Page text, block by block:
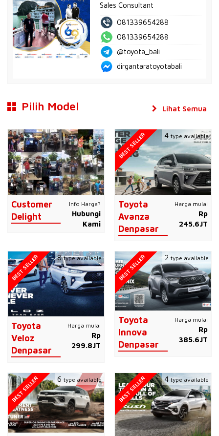
Sales Consultant
081339654288
081339654288
@toyota_bali
dirgantaratoyotabali
Pilih Model
Customer
Delight
Info Harga?
Hubungi
Kami
Toyota
Avanza
Denpasar
Harga mulai
Rp
245.6JT
BEST SELLER 4 type available
Toyota
Veloz
Denpasar
Harga mulai
Rp
299.8JT
BEST SELLER 8type available
Toyota
Innova
Denpasar
Harga mulai
Rp
385.6JT
BEST SELLER 2 type available
BEST SELLER 6 type available BEST SELLER 4type available
Lihat Semua